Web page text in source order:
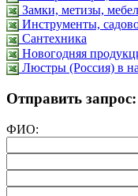
Замки, метизы,
Инструменты,
Сантехника
Новогодняя
Люстры (Россия) в
Отправить запрос:
ФИО: